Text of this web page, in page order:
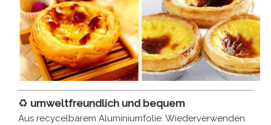
♻️ umweltfreundlich und bequem
Aus recycelbarem Aluminiumfolie. Wiederverwenden